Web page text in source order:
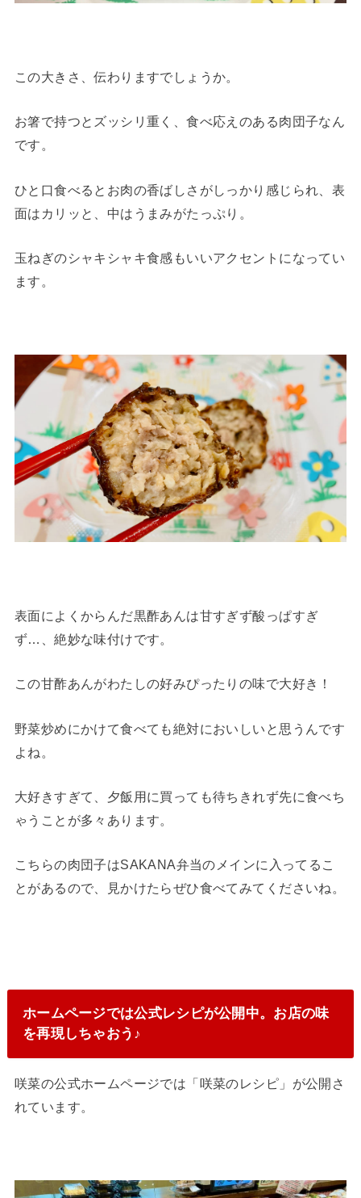
この大きさ、伝わりますでしょうか。
お箸で持つとズッシリ重く、食べ応えのある肉団子なん
です。
ひと口食べるとお肉の香ばしさがしっかり感じられ、表
面はカリッと、中はうまみがたっぷり。
玉ねぎのシャキシャキ食感もいいアクセントになってい
ます。
表面によくからんだ黒酢あんは甘すぎず酸っぱすぎ
ず…、絶妙な味付けです。
この甘酢あんがわたしの好みぴったりの味で大好き！
野菜炒めにかけて食べても絶対においしいと思うんです
よね。
大好きすぎて、夕飯用に買っても待ちきれず先に食べち
ゃうことが多々あります。
こちらの肉団子はSAKANA弁当のメインに入ってるこ
とがあるので、見かけたらぜひ食べてみてくださいね。
ホームページでは公式レシピが公開中。お店の味
を再現しちゃおう♪
咲菜の公式ホームページでは「咲菜のレシピ」が公開さ
れています。